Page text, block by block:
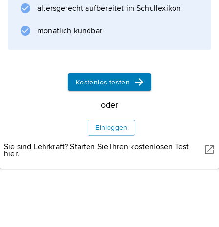
deren Derivate
altersgerecht aufbereitet im Schullexikon
monatlich kündbar
Kostenlos testen
oder
Einloggen
Sie sind Lehrkraft? Starten Sie Ihren kostenlosen Test
hier.